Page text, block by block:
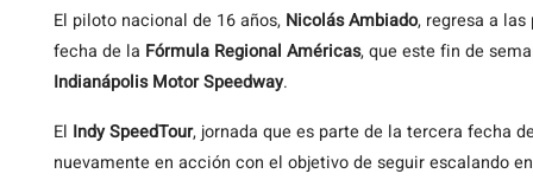
El piloto nacional de 16 años, Nicolás Ambiado, regresa a
fecha de la Fórmula Regional Américas, que este fin de
Indianápolis Motor Speedway.
El Indy SpeedTour, jornada que es parte de la tercera fecha
nuevamente en acción con el objetivo de seguir escalando